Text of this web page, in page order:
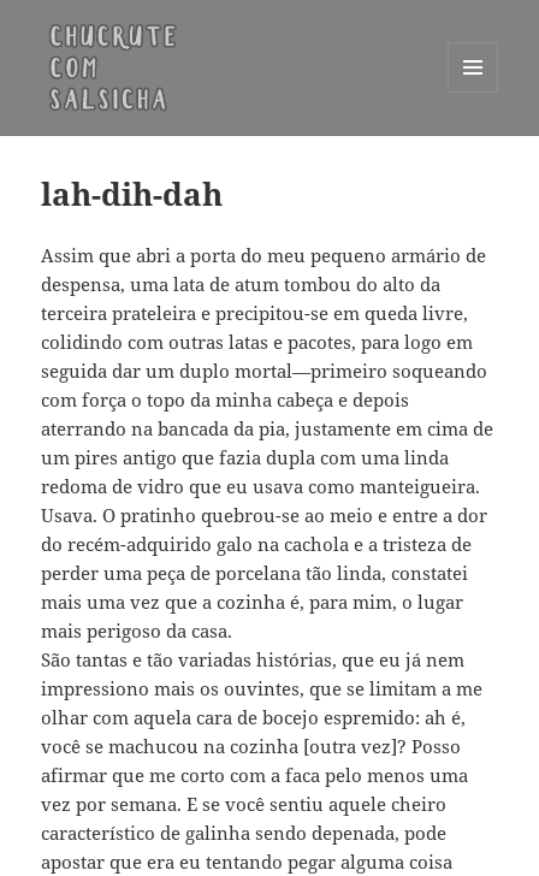
WIDGETS
lah-dih-dah
Assim que abri a porta do meu pequeno armário de
despensa, uma lata de atum tombou do alto da
terceira prateleira e precipitou-se em queda livre,
colidindo com outras latas e pacotes, para logo em
seguida dar um duplo mortal—primeiro soqueando
com força o topo da minha cabeça e depois
aterrando na bancada da pia, justamente em cima de
um pires antigo que fazia dupla com uma linda
redoma de vidro que eu usava como manteigueira.
Usava. O pratinho quebrou-se ao meio e entre a dor
do recém-adquirido galo na cachola e a tristeza de
perder uma peça de porcelana tão linda, constatei
mais uma vez que a cozinha é, para mim, o lugar
mais perigoso da casa.
São tantas e tão variadas histórias, que eu já nem
impressiono mais os ouvintes, que se limitam a me
olhar com aquela cara de bocejo espremido: ah é,
você se machucou na cozinha [outra vez]? Posso
afirmar que me corto com a faca pelo menos uma
vez por semana. E se você sentiu aquele cheiro
característico de galinha sendo depenada, pode
apostar que era eu tentando pegar alguma coisa